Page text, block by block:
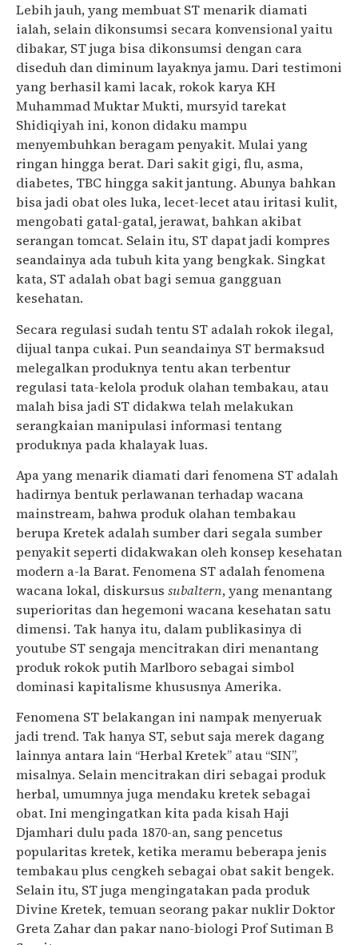
Lebih jauh, yang membuat ST menarik diamati
ialah, selain dikonsumsi secara konvensional yaitu
dibakar, ST juga bisa dikonsumsi dengan cara
diseduh dan diminum layaknya jamu. Dari testimoni
yang berhasil kami lacak, rokok karya KH
Muhammad Muktar Mukti, mursyid tarekat
Shidiqiyah ini, konon didaku mampu
menyembuhkan beragam penyakit. Mulai yang
ringan hingga berat. Dari sakit gigi, flu, asma,
diabetes, TBC hingga sakit jantung. Abunya bahkan
bisa jadi obat oles luka, lecet-lecet atau iritasi kulit,
mengobati gatal-gatal, jerawat, bahkan akibat
serangan tomcat. Selain itu, ST dapat jadi kompres
seandainya ada tubuh kita yang bengkak. Singkat
kata, ST adalah obat bagi semua gangguan
kesehatan.
Secara regulasi sudah tentu ST adalah rokok ilegal,
dijual tanpa cukai. Pun seandainya ST bermaksud
melegalkan produknya tentu akan terbentur
regulasi tata-kelola produk olahan tembakau, atau
malah bisa jadi ST didakwa telah melakukan
serangkaian manipulasi informasi tentang
produknya pada khalayak luas.
Apa yang menarik diamati dari fenomena ST adalah
hadirnya bentuk perlawanan terhadap wacana
mainstream, bahwa produk olahan tembakau
berupa Kretek adalah sumber dari segala sumber
penyakit seperti didakwakan oleh konsep kesehatan
modern a-la Barat. Fenomena ST adalah fenomena
wacana lokal, diskursus subaltern, yang menantang
superioritas dan hegemoni wacana kesehatan satu
dimensi. Tak hanya itu, dalam publikasinya di
youtube ST sengaja mencitrakan diri menantang
produk rokok putih Marlboro sebagai simbol
dominasi kapitalisme khususnya Amerika.
Fenomena ST belakangan ini nampak menyeruak
jadi trend. Tak hanya ST, sebut saja merek dagang
lainnya antara lain “Herbal Kretek” atau “SIN”,
misalnya. Selain mencitrakan diri sebagai produk
herbal, umumnya juga mendaku kretek sebagai
obat. Ini mengingatkan kita pada kisah Haji
Djamhari dulu pada 1870-an, sang pencetus
popularitas kretek, ketika meramu beberapa jenis
tembakau plus cengkeh sebagai obat sakit bengek.
Selain itu, ST juga mengingatakan pada produk
Divine Kretek, temuan seorang pakar nuklir Doktor
Greta Zahar dan pakar nano-biologi Prof Sutiman B